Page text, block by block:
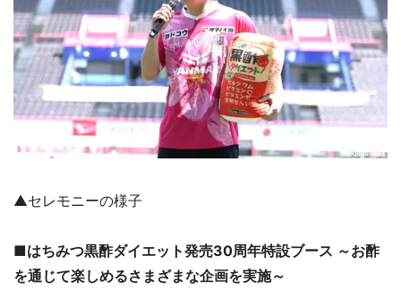
▲セレモニーの様子
■はちみつ黒酢ダイエット発売30周年特設ブース ～お酢
を通じて楽しめるさまざまな企画を実施～